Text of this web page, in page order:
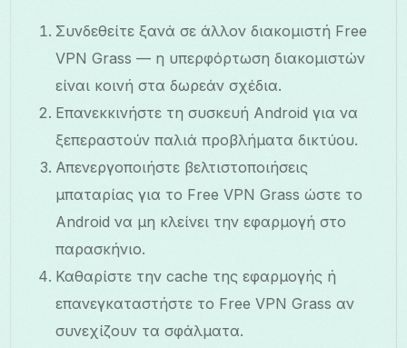
Συνδεθείτε ξανά σε άλλον διακομιστή Free
VPN Grass — η υπερφόρτωση διακομιστών
είναι κοινή στα δωρεάν σχέδια.
Επανεκκινήστε τη συσκευή Android για να
ξεπεραστούν παλιά προβλήματα δικτύου.
Απενεργοποιήστε βελτιστοποιήσεις
μπαταρίας για το Free VPN Grass ώστε το
Android να μη κλείνει την εφαρμογή στο
παρασκήνιο.
Καθαρίστε την cache της εφαρμογής ή
επανεγκαταστήστε το Free VPN Grass αν
συνεχίζουν τα σφάλματα.